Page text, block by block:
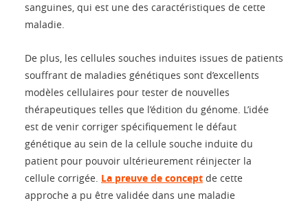
sanguines, qui est une des caractéristiques de cette
maladie.
De plus, les cellules souches induites issues de patients
souffrant de maladies génétiques sont d’excellents
modèles cellulaires pour tester de nouvelles
thérapeutiques telles que l’édition du génome. L’idée
est de venir corriger spécifiquement le défaut
génétique au sein de la cellule souche induite du
patient pour pouvoir ultérieurement réinjecter la
cellule corrigée. La preuve de concept de cette
approche a pu être validée dans une maladie